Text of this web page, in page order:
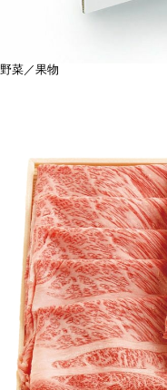
野菜／果物